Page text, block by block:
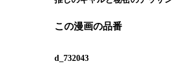
この漫画の品番
d_732043